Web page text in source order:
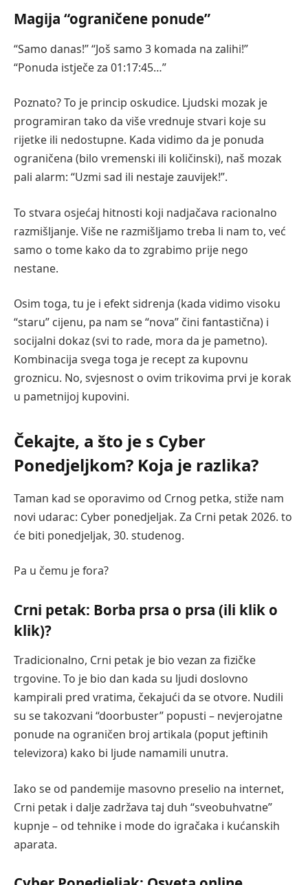
Magija “ograničene ponude”
“Samo danas!” “Još samo 3 komada na zalihi!”
“Ponuda istječe za 01:17:45…”
Poznato? To je princip oskudice. Ljudski mozak je
programiran tako da više vrednuje stvari koje su
rijetke ili nedostupne. Kada vidimo da je ponuda
ograničena (bilo vremenski ili količinski), naš mozak
pali alarm: “Uzmi sad ili nestaje zauvijek!”.
To stvara osjećaj hitnosti koji nadjačava racionalno
razmišljanje. Više ne razmišljamo treba li nam to, već
samo o tome kako da to zgrabimo prije nego
nestane.
Osim toga, tu je i efekt sidrenja (kada vidimo visoku
“staru” cijenu, pa nam se “nova” čini fantastična) i
socijalni dokaz (svi to rade, mora da je pametno).
Kombinacija svega toga je recept za kupovnu
groznicu. No, svjesnost o ovim trikovima prvi je korak
u pametnijoj kupovini.
Čekajte, a što je s Cyber
Ponedjeljkom? Koja je razlika?
Taman kad se oporavimo od Crnog petka, stiže nam
novi udarac: Cyber ponedjeljak. Za Crni petak 2026. to
će biti ponedjeljak, 30. studenog.
Pa u čemu je fora?
Crni petak: Borba prsa o prsa (ili klik o
klik)?
Tradicionalno, Crni petak je bio vezan za fizičke
trgovine. To je bio dan kada su ljudi doslovno
kampirali pred vratima, čekajući da se otvore. Nudili
su se takozvani “doorbuster” popusti – nevjerojatne
ponude na ograničen broj artikala (poput jeftinih
televizora) kako bi ljude namamili unutra.
Iako se od pandemije masovno preselio na internet,
Crni petak i dalje zadržava taj duh “sveobuhvatne”
kupnje – od tehnike i mode do igračaka i kućanskih
aparata.